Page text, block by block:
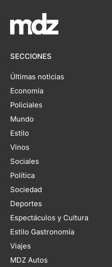
SECCIONES
Últimas noticias
Economía
Policiales
Mundo
Estilo
Vinos
Sociales
Política
Sociedad
Deportes
Espectáculos y Cultura
Estilo Gastronomía
Viajes
MDZ Autos